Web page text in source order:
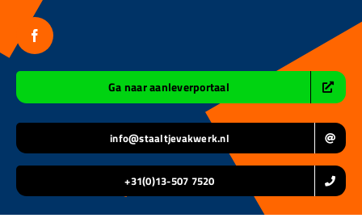
inhoud
Ga naar aanleverportaal
info@staaltjevakwerk.nl
+31(0)13-507 7520